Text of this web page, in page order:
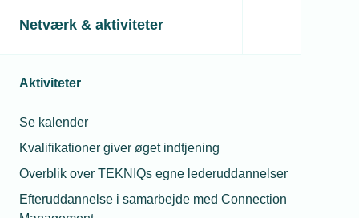
Netværk & aktiviteter
Aktiviteter
Se kalender
Kvalifikationer giver øget indtjening
Overblik over TEKNIQs egne lederuddannelser
Efteruddannelse i samarbejde med Connection